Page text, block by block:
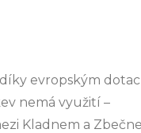
evropským
nemá využití –
Kladnem a